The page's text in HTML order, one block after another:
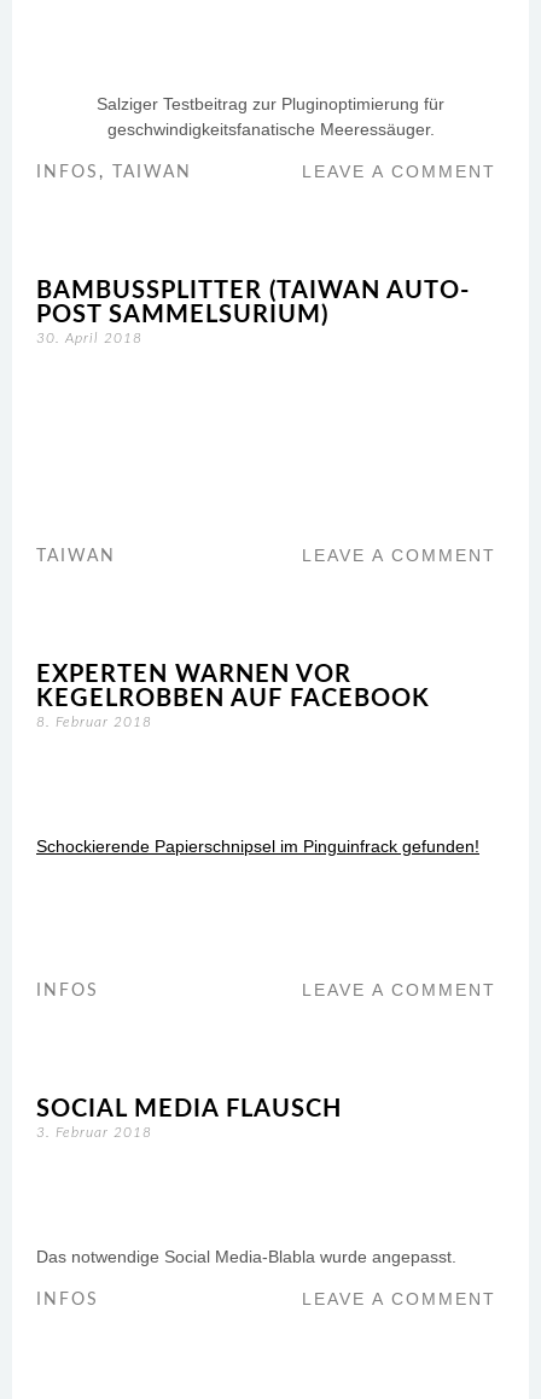
Salziger Testbeitrag zur Pluginoptimierung für
geschwindigkeitsfanatische Meeressäuger.
INFOS , TAIWAN LEAVE A COMMENT
BAMBUSSPLITTER (TAIWAN AUTO-
POST SAMMELSURIUM)
30. April 2018
TAIWAN LEAVE A COMMENT
EXPERTEN WARNEN VOR
KEGELROBBEN AUF FACEBOOK
8. Februar 2018
Schockierende Papierschnipsel im Pinguinfrack gefunden!
INFOS LEAVE A COMMENT
SOCIAL MEDIA FLAUSCH
3. Februar 2018
Das notwendige Social Media-Blabla wurde angepasst.
INFOS LEAVE A COMMENT